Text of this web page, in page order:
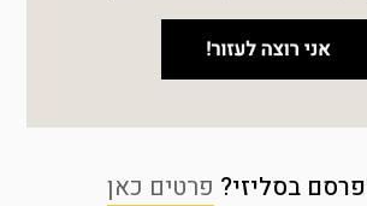
בסליזי? פרטים כאן